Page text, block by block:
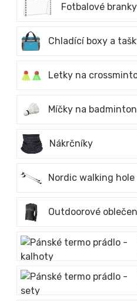
Fotbalové branky
Chladící boxy a
Letky na
Míčky na badminton
Nákrčníky
Nordic walking hole
Outdoorové